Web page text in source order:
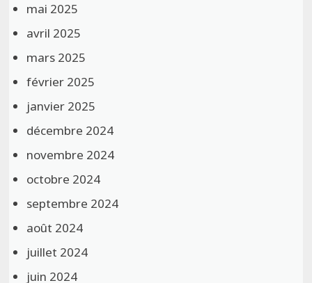
mai 2025
avril 2025
mars 2025
février 2025
janvier 2025
décembre 2024
novembre 2024
octobre 2024
septembre 2024
août 2024
juillet 2024
juin 2024